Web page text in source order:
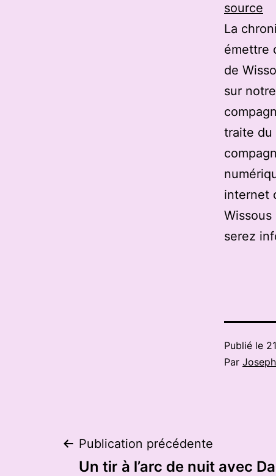
source
La
émettre
de
sur
traite du
internet
serez
Publié le
Par
Navigation
Publication précédente
Un tir à l’arc de nuit avec